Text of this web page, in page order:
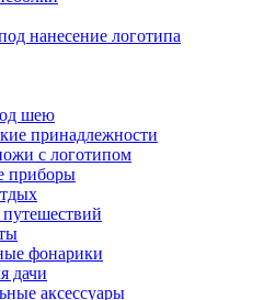
нанесение логотипа
шею
принадлежности
с логотипом
приборы
фонарики
дачи
аксессуары